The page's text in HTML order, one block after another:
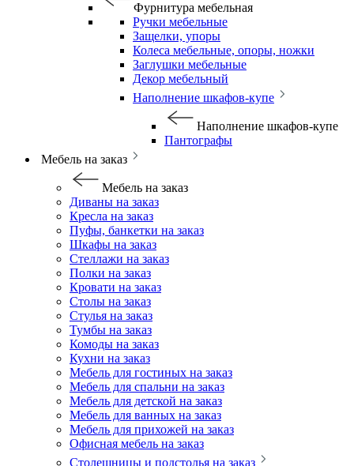
Фурнитура мебельная
Ручки мебельные
Защелки, упоры
Колеса мебельные, опоры, ножки
Заглушки мебельные
Декор мебельный
Наполнение шкафов-купе
Наполнение шкафов-купе
Пантографы
Мебель на заказ
Мебель на заказ
Диваны на заказ
Кресла на заказ
Пуфы, банкетки на заказ
Шкафы на заказ
Стеллажи на заказ
Полки на заказ
Кровати на заказ
Столы на заказ
Стулья на заказ
Тумбы на заказ
Комоды на заказ
Кухни на заказ
Мебель для гостиных на заказ
Мебель для спальни на заказ
Мебель для детской на заказ
Мебель для ванных на заказ
Мебель для прихожей на заказ
Офисная мебель на заказ
Столешницы и подстолья на заказ